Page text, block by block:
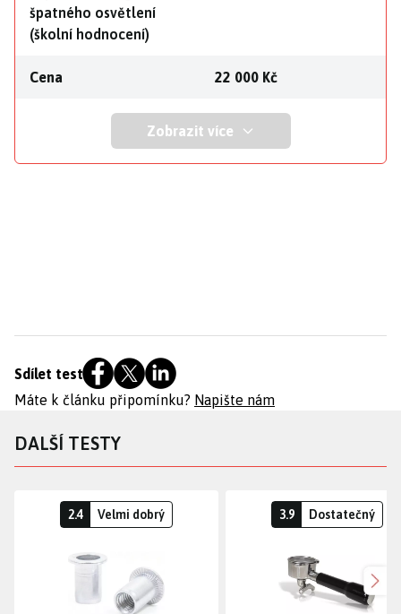
špatného osvětlení
(školní hodnocení)
Cena 22 000 Kč
Zobrazit více
Sdílet test
Máte k článku připomínku? Napište nám
DALŠÍ TESTY
2.4 Velmi dobrý 3.9 Dostatečný